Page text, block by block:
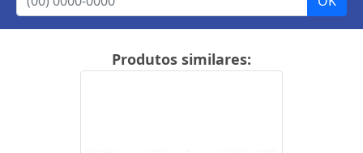
Produtos similares: